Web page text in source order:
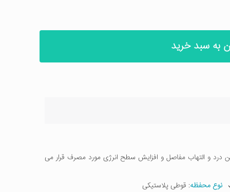
به سبد خرید
و التهاب مفاصل و افزایش سطح انرژی مورد مصرف قرار می
نوع محفظه: قوطی پلاستیکی